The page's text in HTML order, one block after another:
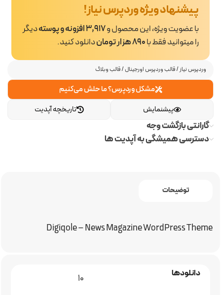
وردپرس نیاز/قالب وردپرس اورجینال/قالب وبلاگ
مشکل وردپرس؟ ما حلش می‌کنیم
تاریخچه آپدیت
پیشنمایش
گارانتی بازگشت وجه
دسترسی همیشگی به آپدیت ها
پیشنهاد ویژه وردپرس نیاز!
با عضویت ویژه، این محصول و3,917 افزونه و پوسته
دیگر
را میتوانید فقط با890 هزار تومان دانلود کنید.
توضیحات
Digiqole – News Magazine WordPress Theme
دانلودها 10